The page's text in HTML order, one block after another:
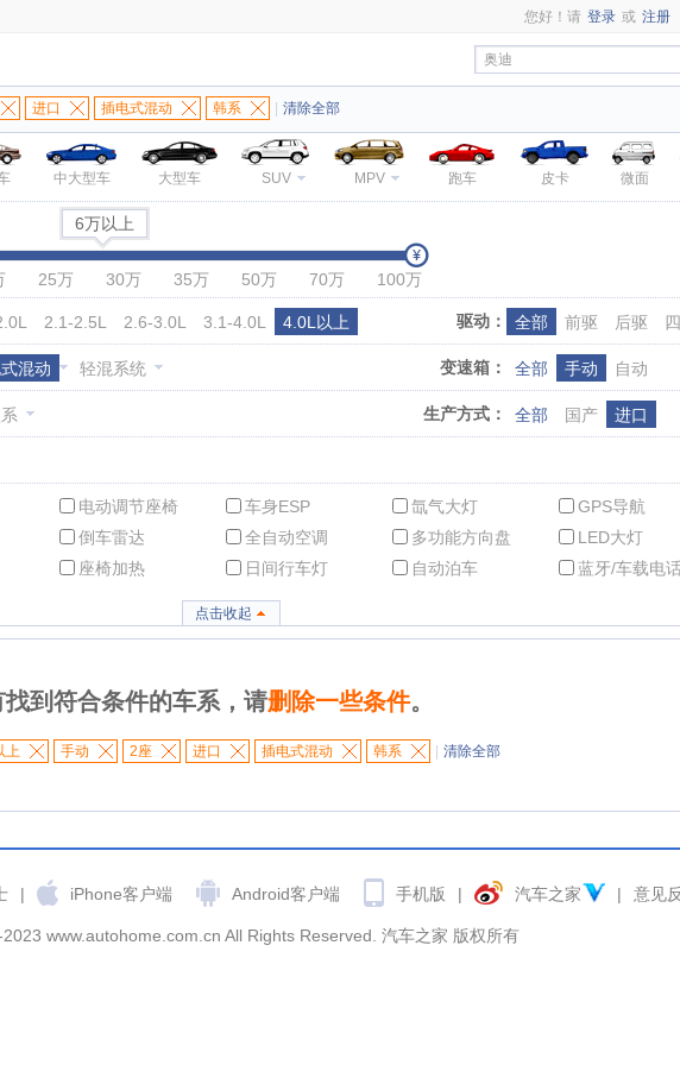
您好！请 登录 或 注册
进口 插电式混动 韩系 清除全部
中大型车 大型车 SUV MPV 跑车 皮卡 微面
6万以上
25万 30万 35万 50万 70万 100万
2.1-2.5L 2.6-3.0L 3.1-4.0L 4.0L以上 驱动： 全部 前驱 后驱
混动 轻混系统 变速箱： 全部 手动 自动
生产方式： 全部 国产 进口
电动调节座椅 车身ESP 氙气大灯
GPS导航
倒车雷达 全自动空调 多功能方向盘
LED大灯
座椅加热 日间行车灯 自动泊车 蓝牙/车载电
点击收起
到符合条件的车系，请删除一些条件。
上 手动 2座 进口 插电式混动 韩系 清除全部
| iPhone客户端 Android客户端 手机版 | 汽车之家 | 意见
www.autohome.com.cn All Rights Reserved. 汽车之家 版权所有